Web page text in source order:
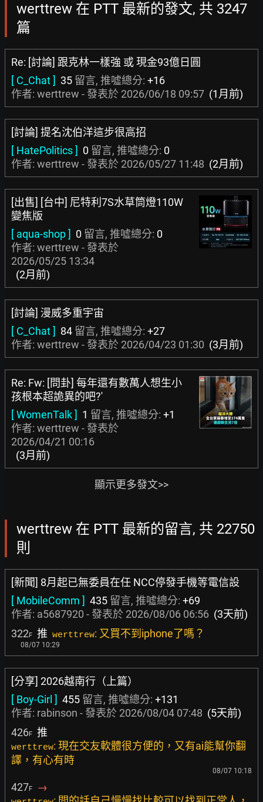
werttrew 在 PTT 最新的發文, 共 3247
篇
Re: [討論] 跟克林一樣強 或 現金93億日圓
[ C_Chat ] 35 留言, 推噓總分: +16
作者: werttrew - 發表於 2026/06/18 09:57 (1月前)
[討論] 提名沈伯洋這步很高招
[ HatePolitics ] 0 留言, 推噓總分: 0
作者: werttrew - 發表於 2026/05/27 11:48 (2月前)
[出售] [台中] 尼特利7S水草筒燈110W
變焦版
[ aqua-shop ] 0 留言, 推噓總分: 0
作者: werttrew - 發表於
2026/05/25 13:34
(2月前)
[討論] 漫威多重宇宙
[ C_Chat ] 84 留言, 推噓總分: +27
作者: werttrew - 發表於 2026/04/23 01:30 (3月前)
Re: Fw: [問卦] 每年還有數萬人想生小
孩根本超詭異的吧?'
[ WomenTalk ] 1 留言, 推噓總分: +1
作者: werttrew - 發表於
2026/04/21 00:16
(3月前)
顯示更多發文>>
werttrew 在 PTT 最新的留言, 共 22750
則
[新聞] 8月起已無委員在任 NCC停發手機等電信設
[ MobileComm ] 435 留言, 推噓總分: +69
作者: a5687920 - 發表於 2026/08/06 06:56 (3天前)
322F 推 werttrew: 又買不到iphone了嗎？
08/07 10:29
[分享] 2026越南行（上篇）
[ Boy-Girl ] 455 留言, 推噓總分: +131
作者: rabinson - 發表於 2026/08/04 07:48 (5天前)
426F 推
werttrew: 現在交友軟體很方便的，又有ai能幫你翻
譯，有心有時
08/07 10:18
427F →